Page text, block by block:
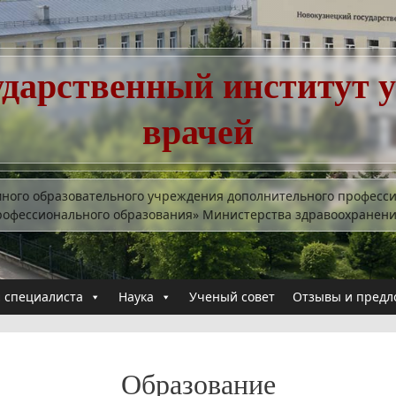
институт
врачей
образовательного учреждения дополнительного
образования» Министерства
Наука Ученый совет Отзывы и
Образование